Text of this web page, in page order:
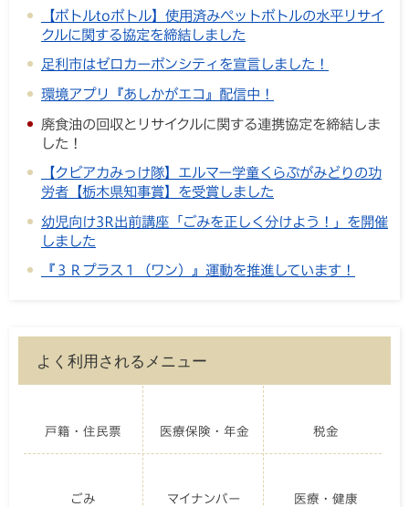
【ボトルtoボトル】使用済みペットボトルの水平リサイ
クルに関する協定を締結しました
足利市はゼロカーボンシティを宣言しました！
環境アプリ『あしかがエコ』配信中！
廃食油の回収とリサイクルに関する連携協定を締結しま
した！
【クビアカみっけ隊】エルマー学童くらぶがみどりの功
労者【栃木県知事賞】を受賞しました
幼児向け3R出前講座「ごみを正しく分けよう！」を開催
しました
『３Ｒプラス１（ワン）』運動を推進しています！
よく利用されるメニュー
戸籍・住民票 医療保険・年金 税金
ごみ マイナンバー 医療・健康